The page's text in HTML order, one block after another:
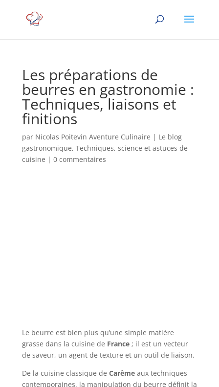
Les préparations de
beurres en gastronomie :
Techniques, liaisons et
finitions
par Nicolas Poitevin Aventure Culinaire | Le blog
gastronomique, Techniques, science et astuces de
cuisine | 0 commentaires
Le beurre est bien plus qu’une simple matière
grasse dans la cuisine de France; il est un vecteur
de saveur, un agent de texture et un outil de liaison.
De la cuisine classique de Carêmeaux techniques
contemporaines, la manipulation du beurre définit la